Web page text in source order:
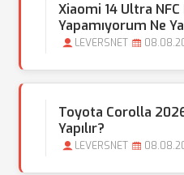
Xiaomi 14 Ultra
Yapamıyorum Ne
LEVERSNET
Toyota Corolla
Yapılır?
LEVERSNET